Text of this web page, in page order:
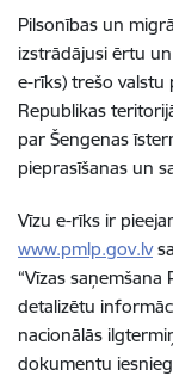
Pilsonības un
izstrādājusi ērtu
e-rīks) trešo valstu
Republikas
par Šengenas
pieprasīšanas un
Vīzu e-rīks ir
www.pmlp.gov.lv
“Vīzas saņemšana
detalizētu
nacionālās
dokumentu